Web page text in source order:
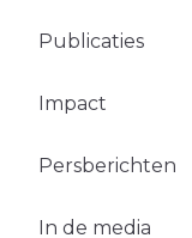
Publicaties
Impact
Persberichten
In de media